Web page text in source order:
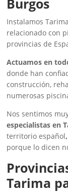
Burgos
Instalamos
relacionado con
provincias de
Actuamos en
donde han
construcción,
numerosas
Nos sentimos
especialistas en
territorio español,
porque lo dicen
Tarima